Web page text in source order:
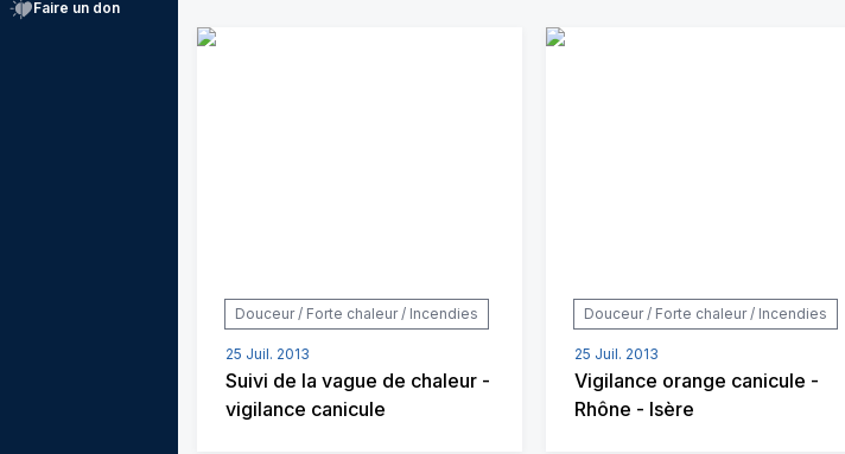
Faire un don
Douceur / Forte chaleur / Incendies
25 Juil. 2013
Suivi de la vague de chaleur -
vigilance canicule
Douceur / Forte chaleur / Incendies
25 Juil. 2013
Vigilance orange canicule -
Rhône - Isère